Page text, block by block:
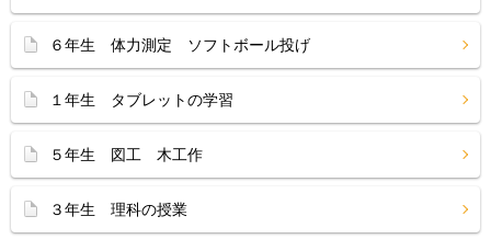
６年生 体力測定 ソフトボール投げ
１年生 タブレットの学習
５年生 図工 木工作
３年生 理科の授業